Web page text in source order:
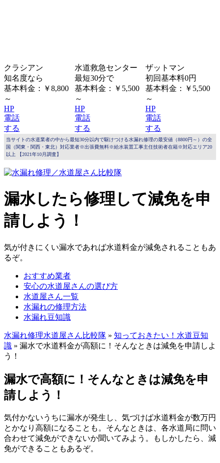
クラシアン
知名度なら
基本料金：￥8,800
～
HP
電話
する
水道救急センター
最短30分で
基本料金：￥5,500
～
HP
電話
する
ザットマン
初回基本料0円
基本料金：￥5,500
～
HP
電話
する
当サイトの水道業者の中から最短30分以内で駆けつける水漏れ修理の最安値（8800円～）の全
国（関東・関西・東北）対応業者※出張費無料※給水装置工事主任技術者在籍※対応エリア20
以上 【2021年10月調査】
漏水したら修理して減免を申
請しよう！
気が付きにくい漏水であれば水道料金が減免されることもあ
るぞ。
おすすめ業者
安心の水道屋さんの選び方
水道屋さん一覧
水漏れの修理方法
水漏れ豆知識
水漏れ修理水道屋さん比較隊 » 知っておきたい！水道豆知
識 » 漏水で水道料金が高額に！そんなときは減免を申請しよ
う！
漏水で高額に！そんなときは減免を申
請しよう！
気付かないうちに漏水が発生し、気づけば水道料金が数万円
とかなり高額になることも。そんなときは、各水道局に問い
合わせて減免ができないか聞いてみよう。もしかしたら、減
免ができることもあるぞ。